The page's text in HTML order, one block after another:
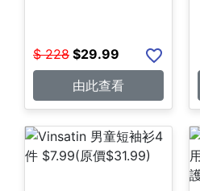
$ 228 $29.99
由此查看